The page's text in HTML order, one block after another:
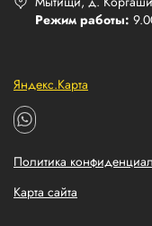
Режим работы:
Яндекс.Карта
Политика
Карта сайта